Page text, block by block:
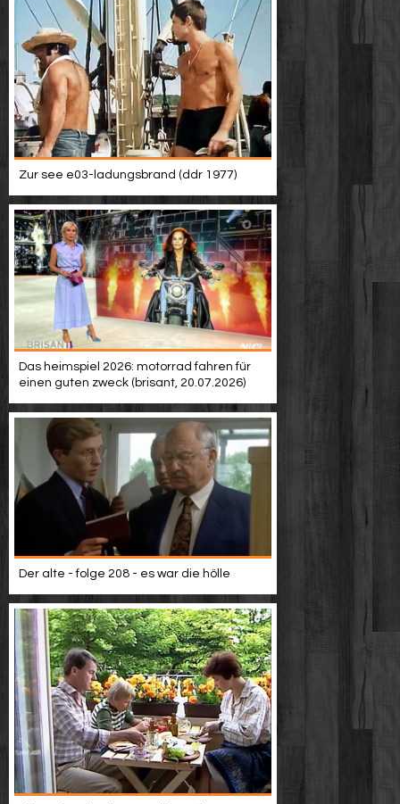
Zur see e03-ladungsbrand (ddr 1977)
Das heimspiel 2026: motorrad fahren für
einen guten zweck (brisant, 20.07.2026)
Der alte - folge 208 - es war die hölle